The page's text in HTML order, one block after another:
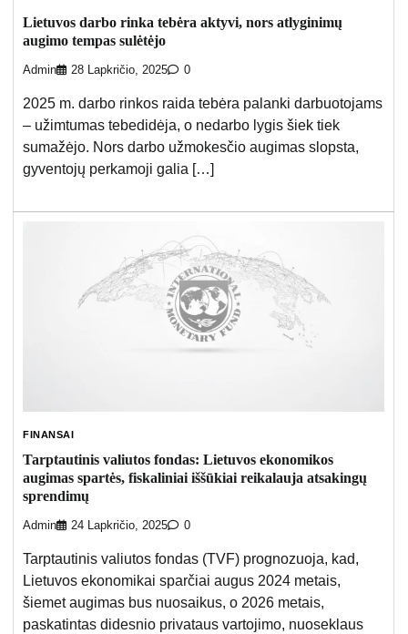
Lietuvos darbo rinka tebėra aktyvi, nors atlyginimų
augimo tempas sulėtėjo
Admin 28 Lapkričio, 2025 0
2025 m. darbo rinkos raida tebėra palanki darbuotojams
– užimtumas tebedidėja, o nedarbo lygis šiek tiek
sumažėjo. Nors darbo užmokesčio augimas slopsta,
gyventojų perkamoji galia […]
FINANSAI
Tarptautinis valiutos fondas: Lietuvos ekonomikos
augimas spartės, fiskaliniai iššūkiai reikalauja atsakingų
sprendimų
Admin 24 Lapkričio, 2025 0
Tarptautinis valiutos fondas (TVF) prognozuoja, kad,
Lietuvos ekonomikai sparčiai augus 2024 metais,
šiemet augimas bus nuosaikus, o 2026 metais,
paskatintas didesnio privataus vartojimo, nuoseklaus